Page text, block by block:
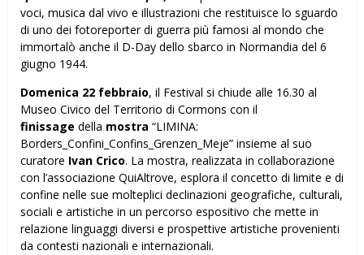
voci, musica dal vivo e illustrazioni che restituisce lo sguardo
di uno dei fotoreporter di guerra più famosi al mondo che
immortalò anche il D-Day dello sbarco in Normandia del 6
giugno 1944.
Domenica 22 febbraio, il Festival si chiude alle 16.30 al
Museo Civico del Territorio di Cormons con il
finissage della mostra “LIMINA:
Borders_Confini_Confins_Grenzen_Meje” insieme al suo
curatore Ivan Crico. La mostra, realizzata in collaborazione
con l’associazione QuiAltrove, esplora il concetto di limite e di
confine nelle sue molteplici declinazioni geografiche, culturali,
sociali e artistiche in un percorso espositivo che mette in
relazione linguaggi diversi e prospettive artistiche provenienti
da contesti nazionali e internazionali.